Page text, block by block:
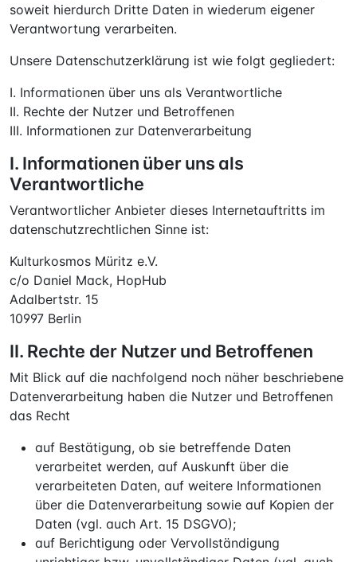
soweit hierdurch Dritte Daten in wiederum eigener
Verantwortung verarbeiten.
Unsere Datenschutzerklärung ist wie folgt gegliedert:
I. Informationen über uns als Verantwortliche
II. Rechte der Nutzer und Betroffenen
III. Informationen zur Datenverarbeitung
I. Informationen über uns als
Verantwortliche
Verantwortlicher Anbieter dieses Internetauftritts im
datenschutzrechtlichen Sinne ist:
Kulturkosmos Müritz e.V.
c/o Daniel Mack, HopHub
Adalbertstr. 15
10997 Berlin
II. Rechte der Nutzer und Betroffenen
Mit Blick auf die nachfolgend noch näher beschriebene
Datenverarbeitung haben die Nutzer und Betroffenen
das Recht
auf Bestätigung, ob sie betreffende Daten
verarbeitet werden, auf Auskunft über die
verarbeiteten Daten, auf weitere Informationen
über die Datenverarbeitung sowie auf Kopien der
Daten (vgl. auch Art. 15 DSGVO);
auf Berichtigung oder Vervollständigung